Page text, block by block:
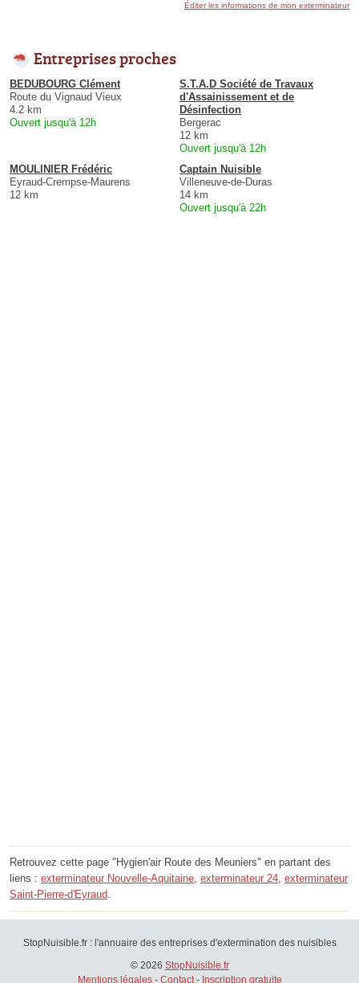
Éditer les informations de mon exterminateur
Entreprises proches
BEDUBOURG Clément
Route du Vignaud Vieux
4.2 km
Ouvert jusqu'à 12h
S.T.A.D Société de Travaux
d'Assainissement et de
Désinfection
Bergerac
12 km
Ouvert jusqu'à 12h
MOULINIER Frédéric
Eyraud-Crempse-Maurens
12 km
Captain Nuisible
Villeneuve-de-Duras
14 km
Ouvert jusqu'à 22h
Retrouvez cette page "Hygien'air Route des Meuniers" en partant des
liens : exterminateur Nouvelle-Aquitaine, exterminateur 24, exterminateur
Saint-Pierre-d'Eyraud.
StopNuisible.fr : l'annuaire des entreprises d'extermination des nuisibles
© 2026 StopNuisible.fr
Mentions légales- Contact- Inscription gratuite